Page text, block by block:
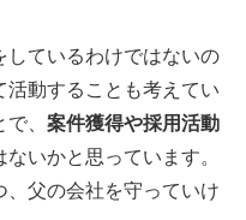
しているわけではないの
活動することも考えてい
、 案件獲得や採用活動
ないかと思っています。
、父の会社を守っていけ